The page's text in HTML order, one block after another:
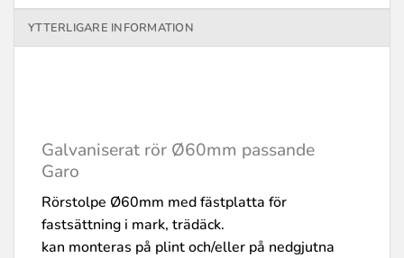
YTTERLIGARE INFORMATION
Galvaniserat rör Ø60mm passande
Garo
Rörstolpe Ø60mm med fästplatta för
fastsättning i mark, trädäck.
kan monteras på plint och/eller på nedgjutna